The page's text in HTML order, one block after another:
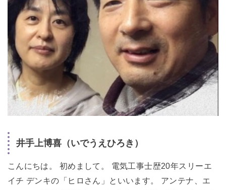
井手上博喜（いでうえひろき）
こんにちは。 初めまして。 電気工事士歴20年スリーエ
イチ デンキの「ヒロさん」といいます。 アンテナ、エ